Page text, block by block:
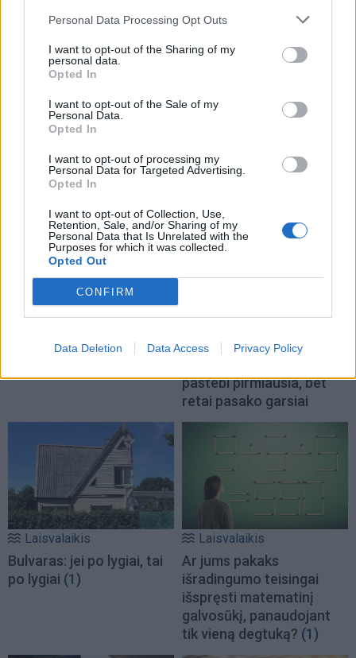
Personal Data Processing Opt Outs
I want to opt-out of the Sharing of my
personal data.
Opted In
I want to opt-out of the Sale of my
Personal Data.
Opted In
I want to opt-out of processing my
Personal Data for Targeted Advertising.
Opted In
I want to opt-out of Collection, Use,
Retention, Sale, and/or Sharing of my
Personal Data that Is Unrelated with the
Purposes for which it was collected.
Opted Out
CONFIRM
Data Deletion Data Access Privacy Policy
Laisvalaikis
Greitai atleidžia visas
dienomis gimsta patys
atlaidžiausi žmonės?
Laisvalaikis
eilutė gali sutaupyti
Rugpjūčio 7-ąją vardo
Pasirinkite gestą ir
pastebi pirmiausia, bet
retai pasako garsiai
Laisvalaikis
Bulvaras: jei po lygiai, tai
po lygiai (1)
Laisvalaikis
Ar jums pakaks
išradingumo teisingai
išspręsti matematinį
galvosūkį, panaudojant
tik vieną degtuką? (1)